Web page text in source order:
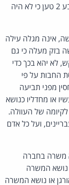
הוגשה על-ידי בזק על-מנת למנוע תחרות. הנתבע 2 טען כי לא היה
אינה מגלה עילה
בזק מעלה כי גם
לא יהא בכך כדי
החבות על פי
מפני תביעה
או מחדליו כנושא
של העוולה.
ועל כל אדם
משרה בחברה
נושא המשרה
או נושא המשרה